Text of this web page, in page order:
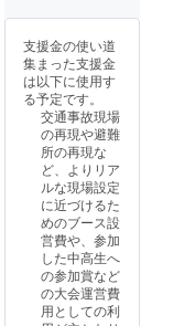
費及び
次年度
開催時
の費用
とし
て、利
用させ
ていた
だきま
す。
しま
す。 ※
大会
ホーム
ページ
への掲
載期間
は、次
年度開
催時ま
でとな
りま
す。 ※
目標額
を超え
たご支
援をい
金は寄
付金控
除の対
象とな
りま
す。領
収書郵
送のた
め、ご
住所と
ご連絡
先の入
力が必
要とな
りま
す。領
収書は
位賞な
どの賞
金・賞
品に利
用する
ことは
ありま
せん。
※ ご支
援いた
だく
際、備
考欄に
掲載・
掲示を
希望さ
れる名
称をご
円＝
23,139
円がご
負担額
となり
ます。
※ ご支
援額に
関わら
ず、リ
ターン
は全て
同じと
なりま
す。 ※
ご支援
いただ
きまし
援者一
て、団
体名、
法人
名、ロ
ゴの会
場掲示
※
30,000
円＋ご
協力費
3,600円
(支援額
の12%)
＋シス
テム手
数料681
支援金の使い道
集まった支援金
は以下に使用す
る予定です。
交通事故現場
の再現や避難
所の再現な
ど、よりリア
ルな現場設定
に近づけるた
めのブース設
営費や、参加
した中高生へ
の参加賞など
の大会運営費
用としての利